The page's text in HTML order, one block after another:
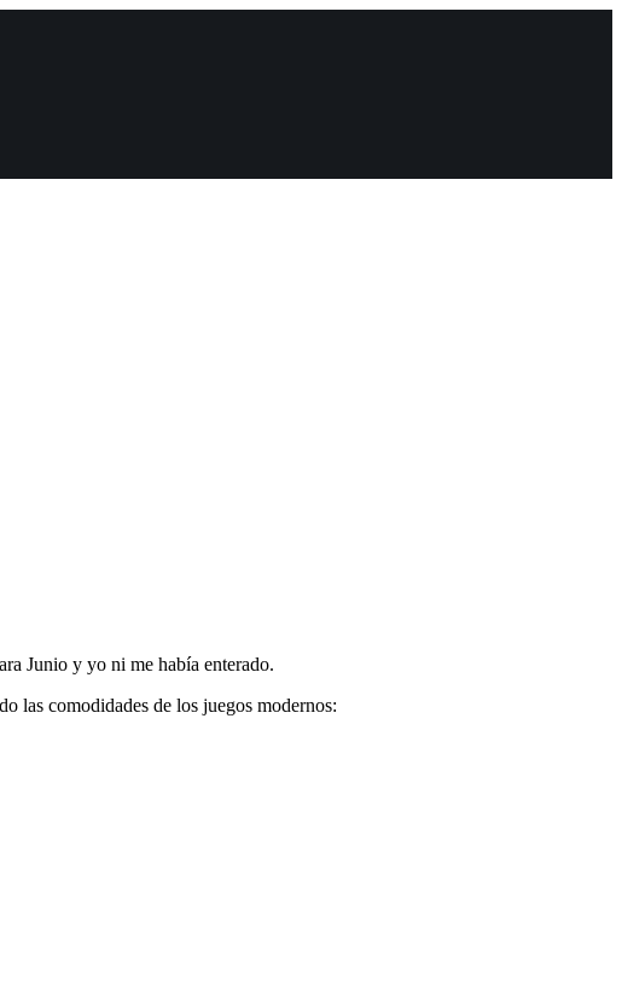
Junio y yo ni me había enterado.
las comodidades de los juegos modernos: